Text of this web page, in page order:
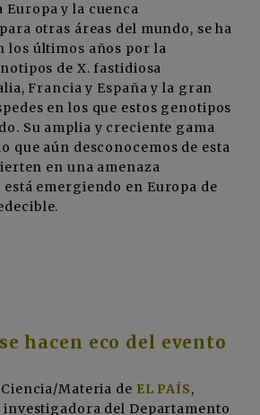
Europa y la cuenca
otras áreas del mundo, se ha
los últimos años por la
de X. fastidiosa
Francia y España y la gran
en los que estos genotipos
Su amplia y creciente gama
que aún desconocemos de esta
en una amenaza
emergiendo en Europa de
hacen eco del evento
Materia de EL PAÍS,
investigadora del Departamento